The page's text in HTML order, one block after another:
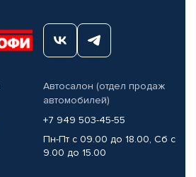
Автосалон (отдел продаж
автомобилей)
+7 949 503-45-55
Пн-Пт с 09.00 до 18.00, Сб с
9.00 до 15.00